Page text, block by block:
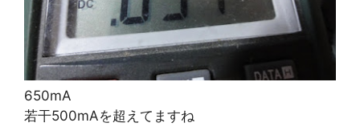
650mA
若干500mAを超えてますね